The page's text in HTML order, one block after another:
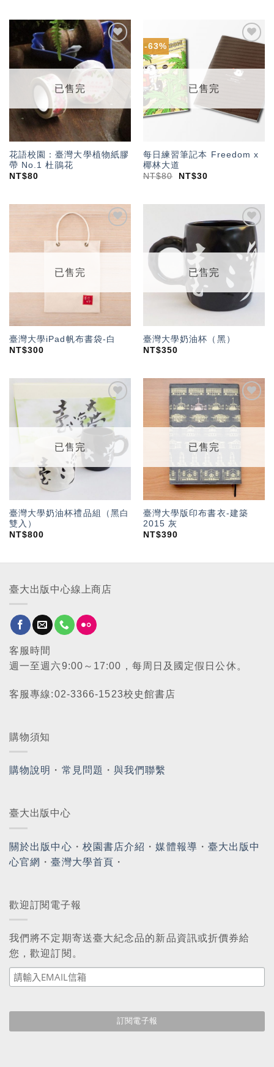
加入
「願
望輕
單」
已售完
花語校園：臺灣大學植物紙膠
帶 No.1 杜鵑花
NT$80
-63%
望輕
已售完
每日練習筆記本 Freedom x
椰林大道
NT$80 NT$30
望輕
已售完
臺灣大學iPad帆布書袋-白
NT$300
加入
「願
望輕
單」
已售完
臺灣大學奶油杯（黑）
NT$350
加入
「願
望輕
單」
已售完
臺灣大學奶油杯禮品組（黑白
雙入）
NT$800
望輕
已售完
臺灣大學版印布書衣-建築
2015 灰
NT$390
臺大出版中心線上商店
客服時間
週一至週六9:00～17:00，每周日及國定假日公休。
客服專線:02-3366-1523校史館書店
購物須知
購物說明 ・ 常見問題 ・與我們聯繫
臺大出版中心
關於出版中心 ・ 校園書店介紹 ・媒體報導 ・ 臺大出版中
心官網 ・臺灣大學首頁 ・
歡迎訂閱電子報
我們將不定期寄送臺大紀念品的新品資訊或折價券給
您，歡迎訂閱。